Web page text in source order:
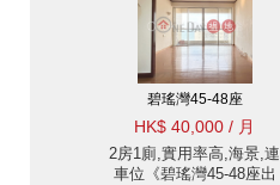
碧瑤灣45-48座
HK$ 40,000 / 月
2房1廁,實用率高,海景,連
車位《碧瑤灣45-48座出